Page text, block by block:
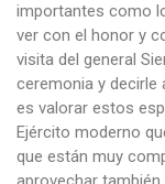
importantes como
ver con el honor y
visita del general
ceremonia y decirle
es valorar estos
Ejército moderno
que están muy